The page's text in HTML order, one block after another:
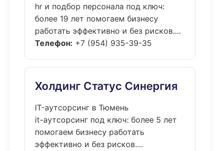
hr и подбор персонала под ключ:
более 19 лет помогаем бизнесу
работать эффективно и без рисков....
Телефон: +7 (954) 935-39-35
Холдинг Статус Синергия
IT-аутсорсинг в Тюмень
it-аутсорсинг под ключ: более 5 лет
помогаем бизнесу работать
эффективно и без рисков....